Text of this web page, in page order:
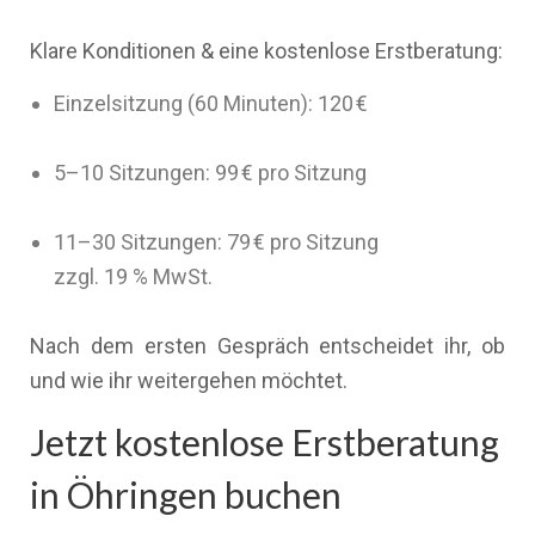
Klare Konditionen & eine kostenlose Erstberatung:
Einzelsitzung (60 Minuten): 120 €
5–10 Sitzungen: 99 € pro Sitzung
11–30 Sitzungen: 79 € pro Sitzung
zzgl. 19 % MwSt.
Nach dem ersten Gespräch entscheidet ihr, ob
und wie ihr weitergehen möchtet.
Jetzt kostenlose Erstberatung
in Öhringen buchen